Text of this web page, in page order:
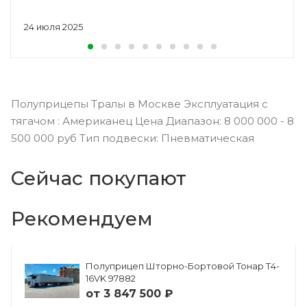
24 июля 2025
Полуприцепы Тралы в Москве Эксплуатация с
тягачом : Американец Цена Диапазон: 8 000 000 - 8
500 000 руб Тип подвески: Пневматическая
Сейчас покупают
Рекомендуем
Полуприцеп Шторно-Бортовой Тонар Т4-
16VK 97882
от 3 847 500 ₽